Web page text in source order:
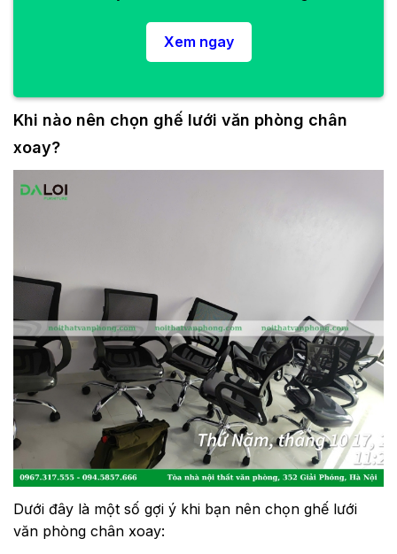
Xem ngay
Khi nào nên chọn ghế lưới văn phòng chân
xoay?
Dưới đây là một số gợi ý khi bạn nên chọn ghế lưới
văn phòng chân xoay: